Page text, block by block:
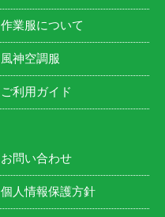
作業服について
風神空調服
ご利用ガイド
お問い合わせ
個人情報保護方針